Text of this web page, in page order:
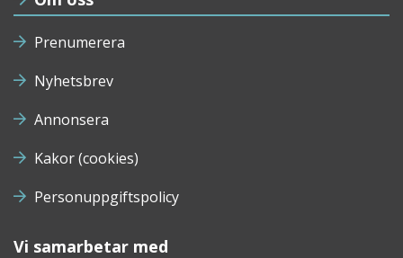
Prenumerera
Nyhetsbrev
Annonsera
Kakor (cookies)
Personuppgiftspolicy
Vi samarbetar med